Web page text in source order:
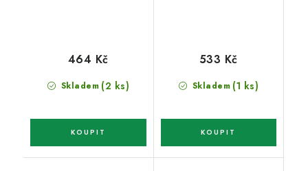
Skladem (2 ks)
464 Kč
Skladem (1 ks)
533 Kč